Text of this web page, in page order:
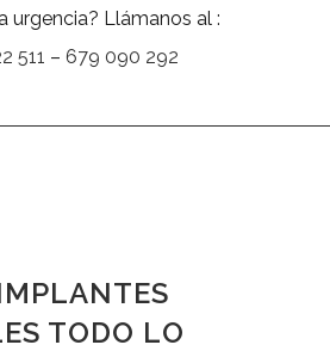
urgencia? Llámanos al :
511 – 679 090 292
TODO LO